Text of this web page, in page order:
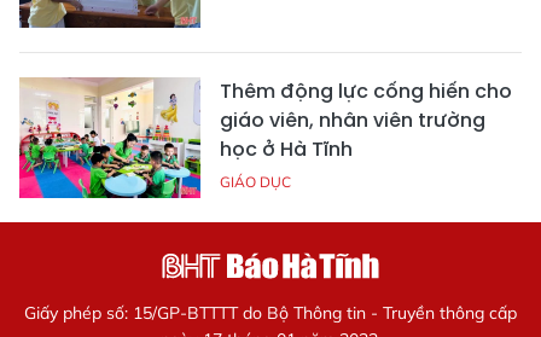
Thêm động lực cống hiến cho
giáo viên, nhân viên trường
học ở Hà Tĩnh
GIÁO DỤC
Giấy phép số: 15/GP-BTTTT do Bộ Thông tin - Truyền thông cấp